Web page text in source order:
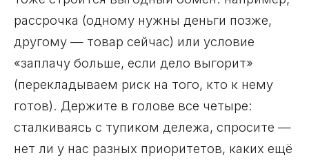
рассрочка (одному нужны деньги позже,
другому — товар сейчас) или условие
«заплачу больше, если дело выгорит»
(перекладываем риск на того, кто к нему
готов). Держите в голове все четыре:
сталкиваясь с тупиком дележа, спросите —
нет ли у нас разных приоритетов, каких ещё